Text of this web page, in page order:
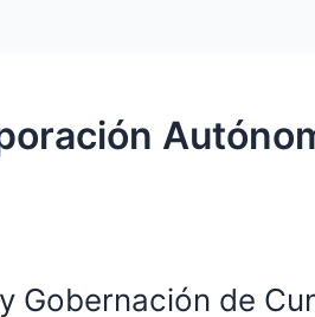
Gobernación de